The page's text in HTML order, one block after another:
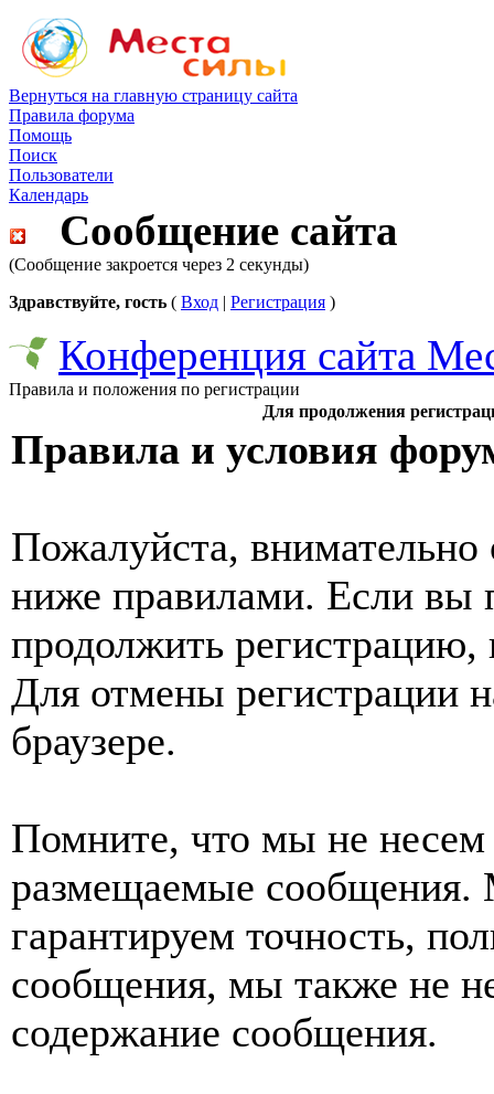
Вернуться на главную страницу сайта
Правила форума
Помощь
Поиск
Пользователи
Календарь
Сообщение сайта
(Сообщение закроется через 2 секунды)
Здравствуйте, гость ( Вход | Регистрация )
Конференция сайта
Правила и положения по регистрации
Для продолжения
Правила и условия
Пожалуйста, внимательно
ниже правилами. Если вы
продолжить
Для отмены регистрации
браузере.
Помните, что мы не несем
размещаемые сообщения.
гарантируем точность,
сообщения, мы также не
содержание сообщения.